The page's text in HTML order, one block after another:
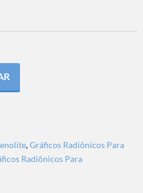
,Gráficos Radiônicos Para
Radiônicos Para